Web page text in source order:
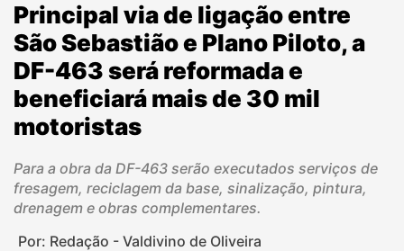
Principal via de ligação entre
São Sebastião e Plano Piloto, a
DF-463 será reformada e
beneficiará mais de 30 mil
motoristas
Para a obra da DF-463 serão executados serviços de
fresagem, reciclagem da base, sinalização, pintura,
drenagem e obras complementares.
Por: Redação - Valdivino de Oliveira